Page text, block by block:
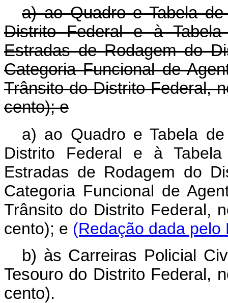
a) ao Quadro e Tabela
Distrito Federal e à
Estradas de Rodagem do
Categoria Funcional de
Trânsito do Distrito Federal,
cento); e
a) ao Quadro e Tabela
Distrito Federal e à
Estradas de Rodagem do
Categoria Funcional de
Trânsito do Distrito Federal,
cento); e (Redação dada pelo
b) às Carreiras Policial
Tesouro do Distrito Federal,
cento).